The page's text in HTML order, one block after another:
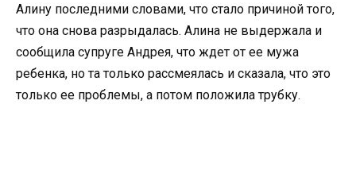
Алину последними словами, что стало причиной того,
что она снова разрыдалась. Алина не выдержала и
сообщила супруге Андрея, что ждет от ее мужа
ребенка, но та только рассмеялась и сказала, что это
только ее проблемы, а потом положила трубку.